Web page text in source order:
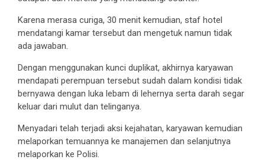
Karena merasa curiga, 30 menit kemudian, staf hotel
mendatangi kamar tersebut dan mengetuk namun tidak
ada jawaban.
Dengan menggunakan kunci duplikat, akhirnya karyawan
mendapati perempuan tersebut sudah dalam kondisi tidak
bernyawa dengan luka lebam di lehernya serta darah segar
keluar dari mulut dan telinganya.
Menyadari telah terjadi aksi kejahatan, karyawan kemudian
melaporkan temuannya ke manajemen dan selanjutnya
melaporkan ke Polisi.